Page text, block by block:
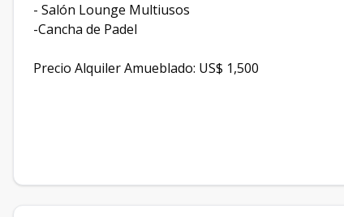
- ⁠Salón Lounge Multiusos
-Cancha de Padel
Precio Alquiler Amueblado: US$ 1,500